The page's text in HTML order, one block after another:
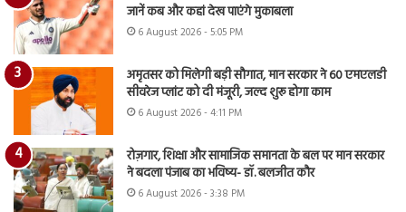
जानें कब और कहां देख पाएंगे मुकाबला
6 August 2026 - 5:05 PM
अमृतसर को मिलेगी बड़ी सौगात, मान सरकार ने 60 एमएलडी
सीवरेज प्लांट को दी मंजूरी, जल्द शुरू होगा काम
6 August 2026 - 4:11 PM
रोज़गार, शिक्षा और सामाजिक समानता के बल पर मान सरकार
ने बदला पंजाब का भविष्य- डॉ. बलजीत कौर
6 August 2026 - 3:38 PM